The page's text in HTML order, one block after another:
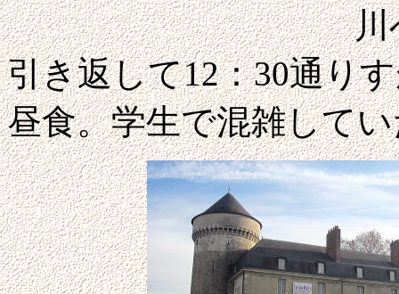
川べりのトゥ
引き返して12：30通り
昼食。学生で混雑して